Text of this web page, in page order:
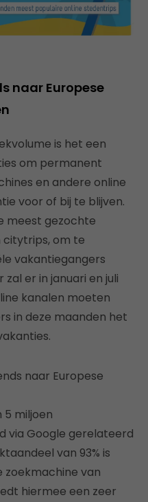
naar Europese
is het een
om permanent
en andere online
voor of bij te blijven.
meest gezochte
om te
vakantiegangers
er in januari en juli
kanalen moeten
in deze maanden het
naar Europese
5 miljoen
via Google gerelateerd
van 93% is
zoekmachine van
hiermee een zeer